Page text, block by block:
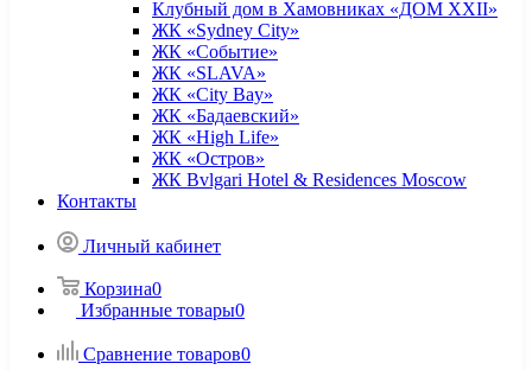
Клубный дом в Хамовниках «ДОМ XXII»
ЖК «Sydney City»
ЖК «Событие»
ЖК «SLAVA»
ЖК «City Bay»
ЖК «Бадаевский»
ЖК «High Life»
ЖК «Остров»
ЖК Bvlgari Hotel & Residences Moscow
Контакты
Личный кабинет
Корзина0
Избранные товары0
Сравнение товаров0